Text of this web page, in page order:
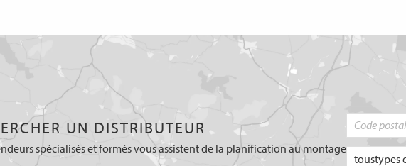
UN DISTRIBUTEUR
spécialisés et formés vous assistent de la planification au montage